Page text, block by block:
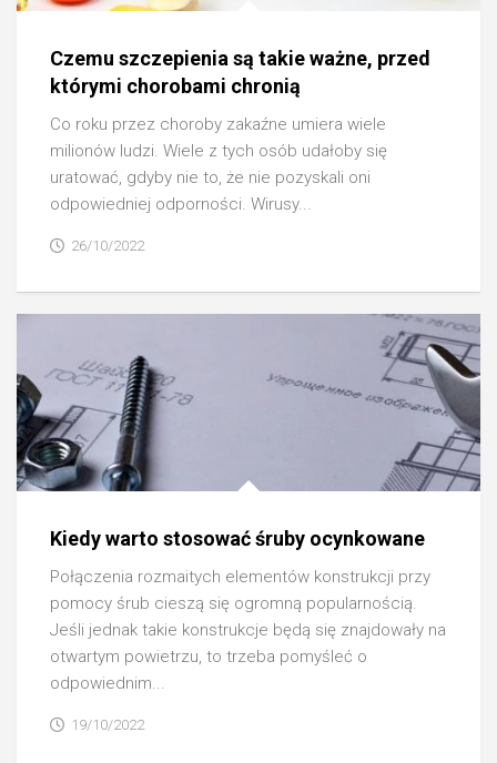
Czemu szczepienia są takie ważne, przed
którymi chorobami chronią
Co roku przez choroby zakaźne umiera wiele
milionów ludzi. Wiele z tych osób udałoby się
uratować, gdyby nie to, że nie pozyskali oni
odpowiedniej odporności. Wirusy...
26/10/2022
Kiedy warto stosować śruby ocynkowane
Połączenia rozmaitych elementów konstrukcji przy
pomocy śrub cieszą się ogromną popularnością.
Jeśli jednak takie konstrukcje będą się znajdowały na
otwartym powietrzu, to trzeba pomyśleć o
odpowiednim...
19/10/2022